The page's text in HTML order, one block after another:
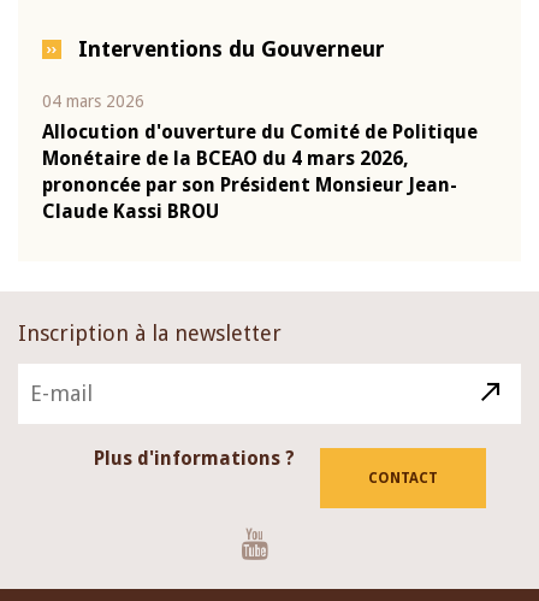
Interventions du Gouverneur
04 mars 2026
Allocution d'ouverture du Comité de Politique
Monétaire de la BCEAO du 4 mars 2026,
prononcée par son Président Monsieur Jean-
Claude Kassi BROU
Inscription à la newsletter
Plus d'informations ?
CONTACT